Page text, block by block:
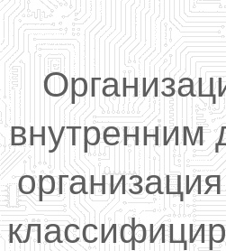
внутренним